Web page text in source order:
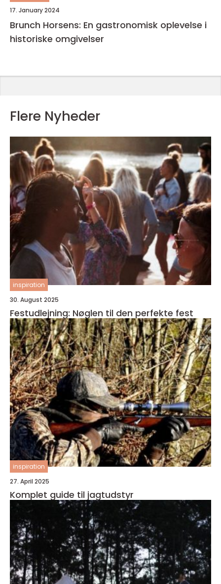
17. January 2024
Brunch Horsens: En gastronomisk oplevelse i
historiske omgivelser
Flere Nyheder
inspiration
30. August 2025
Festudlejning: Nøglen til den perfekte fest
inspiration
27. April 2025
Komplet guide til jagtudstyr